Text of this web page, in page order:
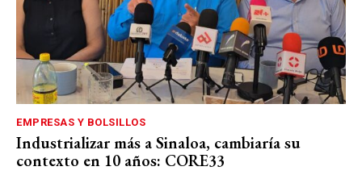
EMPRESAS Y BOLSILLOS
Industrializar más a Sinaloa, cambiaría su
contexto en 10 años: CORE33